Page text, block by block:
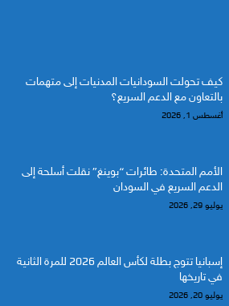
كيف تحولت السودانيات المدنيات إلى متهمات
بالتعاون مع الدعم السريع؟
أغسطس 1, 2026
الأمم المتحدة: طائرات “بوينغ” نقلت أسلحة إلى
الدعم السريع في السودان
يوليو 29, 2026
إسبانيا تتوج بطلة لكأس العالم 2026 للمرة الثانية
في تاريخها
يوليو 20, 2026